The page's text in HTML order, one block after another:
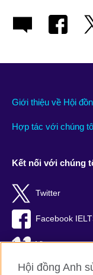
Giới thiệu về Hội
Hợp tác với chúng
Kết nối với chúng
Twitter
Facebook
Vimeo
RSS
Hội đồng Anh